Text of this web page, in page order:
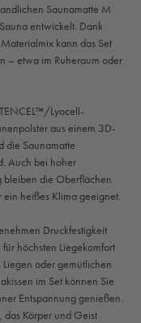
Saunamatte M
entwickelt. Dank
kann das Set
– etwa im Ruheraum oder
Lyocell-
aus einem 3D-
die Saunamatte
Auch bei hoher
bleiben die Oberflächen
heißes Klima geeignet.
Druckfestigkeit
höchsten Liegekomfort
oder gemütlichen
im Set können Sie
Entspannung genießen.
Körper und Geist